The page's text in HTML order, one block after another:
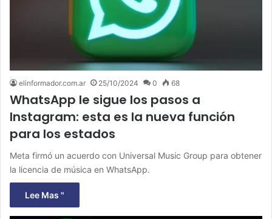
elinformador.com.ar 25/10/2024 0 68
WhatsApp le sigue los pasos a
Instagram: esta es la nueva función
para los estados
Meta firmó un acuerdo con Universal Music Group para obtener
la licencia de música en WhatsApp.
Lee Mas "